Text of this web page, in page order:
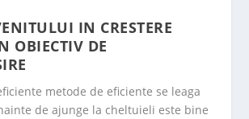
IN CRESTERE
OBIECTIV DE
metode de eficiente se leaga
de ajunge la cheltuieli este bine